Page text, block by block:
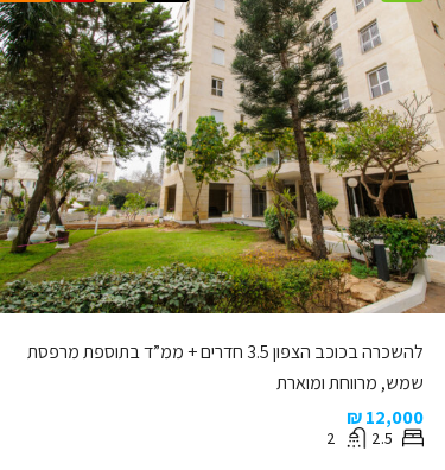
להשכרה בכוכב הצפון 3.5 חדרים + ממ”ד בתוספת מרפסת
שמש, מרווחת ומוארת
12,000 ₪
2.5
2
6,950,000 ₪
אור עיצוב יוצא דופן! חניה פרטית, מרפסת שמש